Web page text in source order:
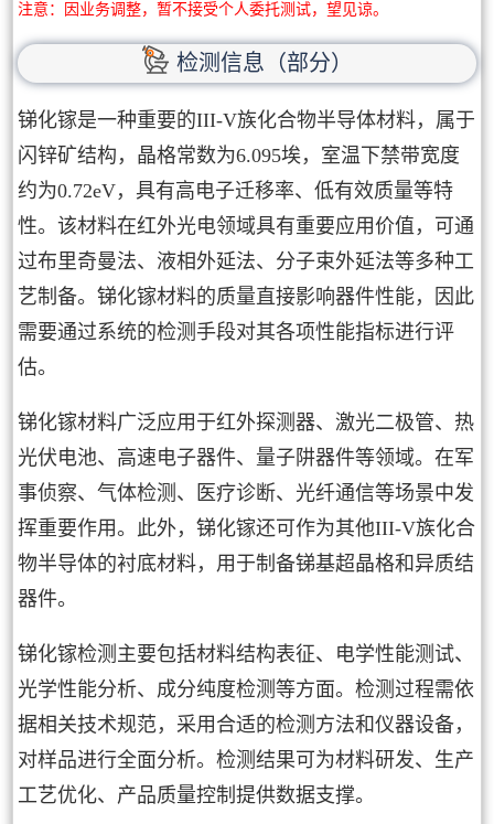
注意：因业务调整，暂不接受个人委托测试，望见谅。
检测信息（部分）
锑化镓是一种重要的III-V族化合物半导体材料，属于
闪锌矿结构，晶格常数为6.095埃，室温下禁带宽度
约为0.72eV，具有高电子迁移率、低有效质量等特
性。该材料在红外光电领域具有重要应用价值，可通
过布里奇曼法、液相外延法、分子束外延法等多种工
艺制备。锑化镓材料的质量直接影响器件性能，因此
需要通过系统的检测手段对其各项性能指标进行评
估。
锑化镓材料广泛应用于红外探测器、激光二极管、热
光伏电池、高速电子器件、量子阱器件等领域。在军
事侦察、气体检测、医疗诊断、光纤通信等场景中发
挥重要作用。此外，锑化镓还可作为其他III-V族化合
物半导体的衬底材料，用于制备锑基超晶格和异质结
器件。
锑化镓检测主要包括材料结构表征、电学性能测试、
光学性能分析、成分纯度检测等方面。检测过程需依
据相关技术规范，采用合适的检测方法和仪器设备，
对样品进行全面分析。检测结果可为材料研发、生产
工艺优化、产品质量控制提供数据支撑。